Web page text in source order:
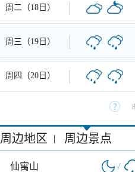
周二（18日）
周三（19日）
周四（20日）
周边地区 | 周边景点
仙寓山 /